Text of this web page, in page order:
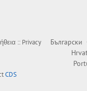
:: Privacy
CDS
Български